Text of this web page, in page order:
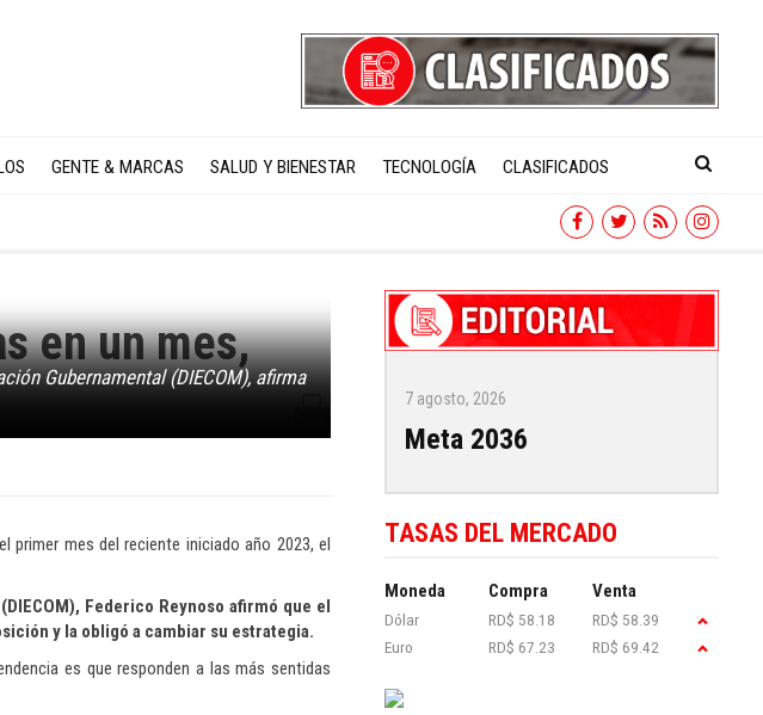
GENTE & MARCAS SALUD Y BIENESTAR TECNOLOGÍA CLASIFICADOS
en un mes,
Gubernamental (DIECOM), afirma
primer mes del reciente iniciado año 2023, el
Federico Reynoso afirmó que el
y la obligó a cambiar su estrategia.
es que responden a las más sentidas
7 agosto, 2026
Meta 2036
TASAS DEL MERCADO
Moneda Compra Venta
Dólar RD$ 58.18
RD$ 58.39
Euro
RD$ 67.23 RD$ 69.42